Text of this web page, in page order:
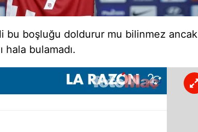
bu boşluğu doldurur mu bilinmez ancak
hala bulamadı.